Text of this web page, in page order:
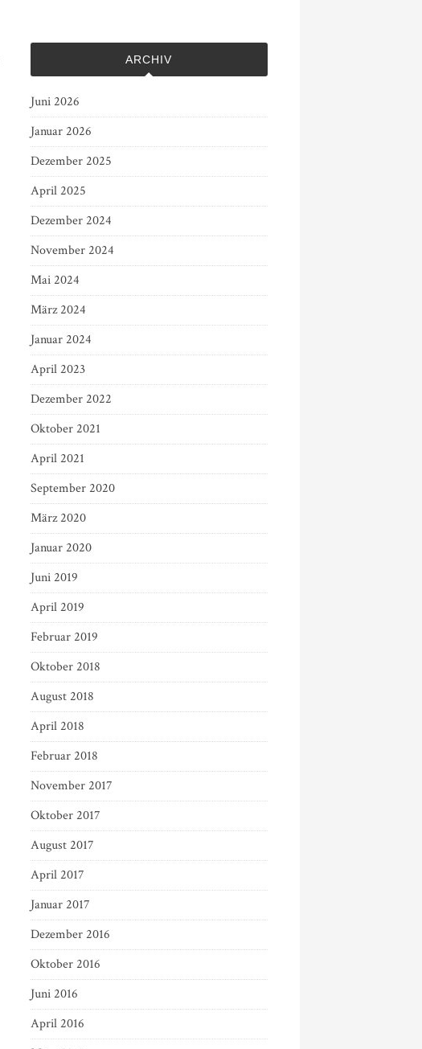
ARCHIV
Juni 2026
Januar 2026
Dezember 2025
April 2025
Dezember 2024
November 2024
Mai 2024
März 2024
Januar 2024
April 2023
Dezember 2022
Oktober 2021
April 2021
September 2020
März 2020
Januar 2020
Juni 2019
April 2019
Februar 2019
Oktober 2018
August 2018
April 2018
Februar 2018
November 2017
Oktober 2017
August 2017
April 2017
Januar 2017
Dezember 2016
Oktober 2016
Juni 2016
April 2016